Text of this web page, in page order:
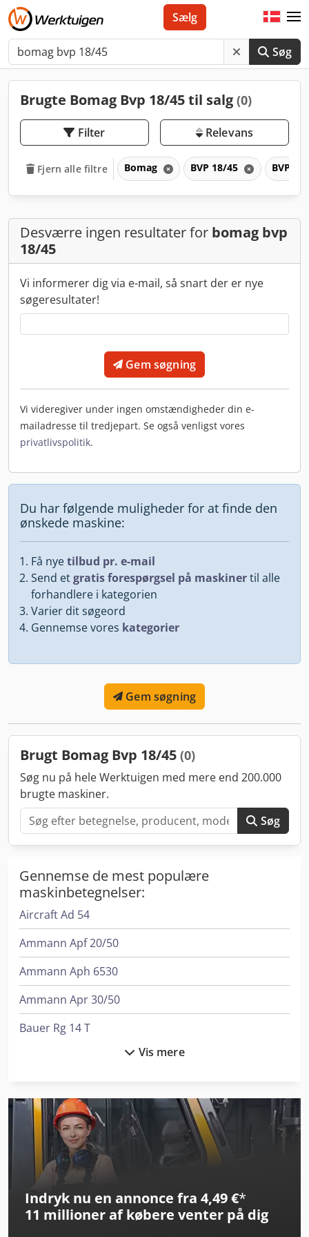
Søg
Sælg
Brugte Bomag Bvp 18/45 til salg (0)
Filter Relevans
Fjern alle filtre Bomag BVP 18/45 BVP
Desværre ingen resultater for bomag bvp
18/45
Vi informerer dig via e-mail, så snart der er nye
søgeresultater!
Gem søgning
Vi videregiver under ingen omstændigheder din e-
mailadresse til tredjepart. Se også venligst vores
privatlivspolitik.
Du har følgende muligheder for at finde den
ønskede maskine:
Få nyetilbud pr. e-mail
Send etgratis forespørgsel på maskinertil alle
forhandlere i kategorien
Varier dit søgeord
Gennemse vores kategorier
Gem søgning
Brugt Bomag Bvp 18/45 (0)
Søg nu på hele Werktuigen med mere end 200.000
brugte maskiner.
Søg
Gennemse de mest populære
maskinbetegnelser:
Aircraft Ad 54
Ammann Apf 20/50
Ammann Aph 6530
Ammann Apr 30/50
Bauer Rg 14 T
Biesse Brema Vektor 15
Bomag Bp 20/50 D
Bomag Bpr 60/65 D
Bomag Bt 60
Bomag Bt 65
Bomag Bw 100 Ad-5
Vis mere
Indryk nu en annonce fra 4,49 €*
11 millioner af købere venter på dig